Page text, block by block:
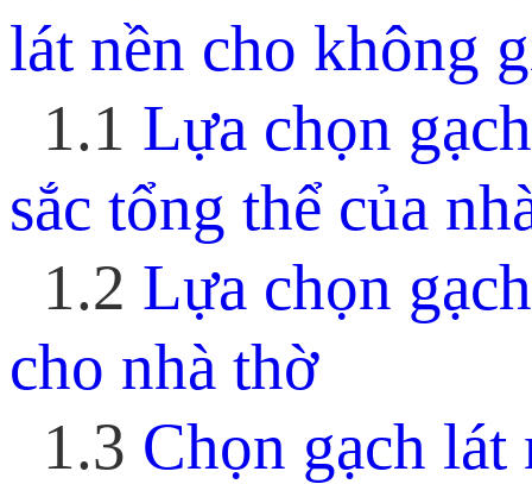
lát nền cho không
1.1 Lựa chọn
sắc tổng thể của
1.2 Lựa chọn
cho nhà thờ
1.3 Chọn gạch lát